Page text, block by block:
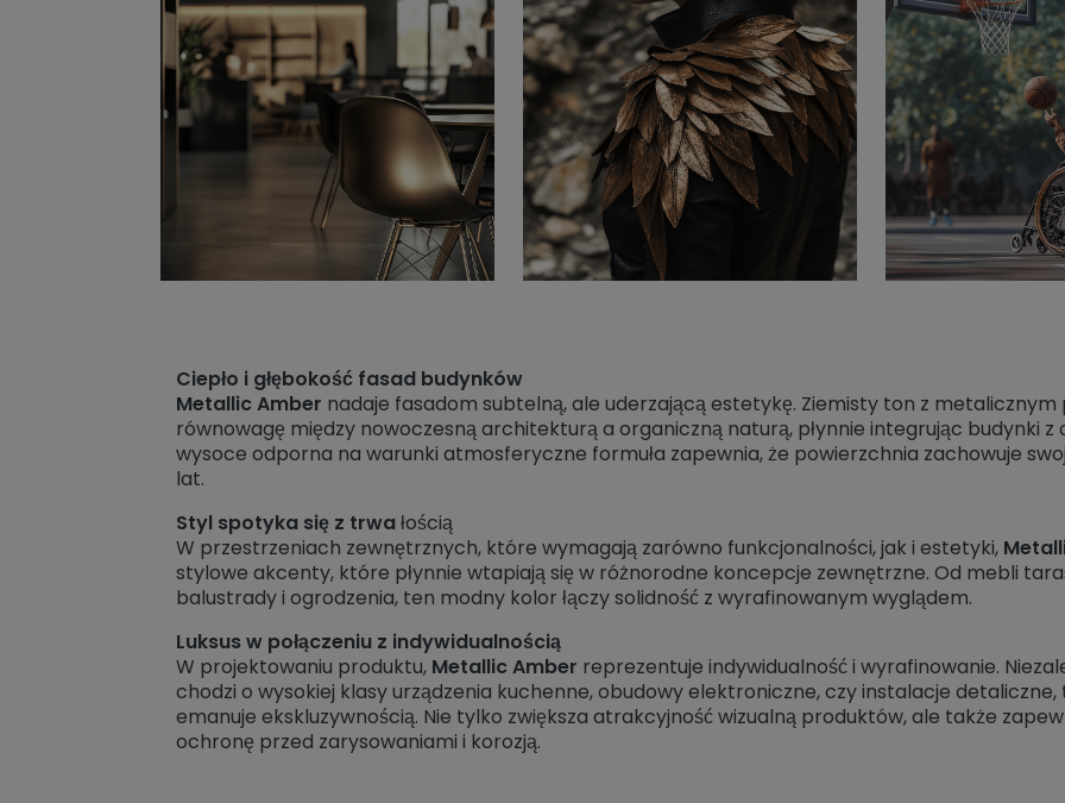
Ciepło i głębokość fasad budynków
Metallic Amber nadaje fasadom subtelną, ale uderzającą estetykę. Ziemisty ton z metalicznym
równowagę między nowoczesną architekturą a organiczną naturą, płynnie integrując budynki z
wysoce odporna na warunki atmosferyczne formuła zapewnia, że powierzchnia zachowuje
lat.
Styl spotyka się z trwałością
W przestrzeniach zewnętrznych, które wymagają zarówno funkcjonalności, jak i estetyki,
stylowe akcenty, które płynnie wtapiają się w różnorodne koncepcje zewnętrzne. Od mebli
balustrady i ogrodzenia, ten modny kolor łączy solidność z wyrafinowanym wyglądem.
Luksus w połączeniu z indywidualnością
W projektowaniu produktu, Metallic Amber reprezentuje indywidualność i wyrafinowanie.
chodzi o wysokiej klasy urządzenia kuchenne, obudowy elektroniczne, czy instalacje
emanuje ekskluzywnością. Nie tylko zwiększa atrakcyjność wizualną produktów, ale także
ochronę przed zarysowaniami i korozją.